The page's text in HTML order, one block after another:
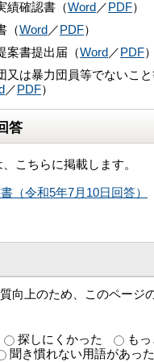
確認書（Word ／ PDF）
（Word ／ PDF）
書提出届（Word ／ PDF）
は暴力団員等でないこ
／ PDF）
答
こちらに掲載します。
（令和5年7月10日回答）
向上のため、このページ
探しにくかった
も
聞き慣れない用語があった